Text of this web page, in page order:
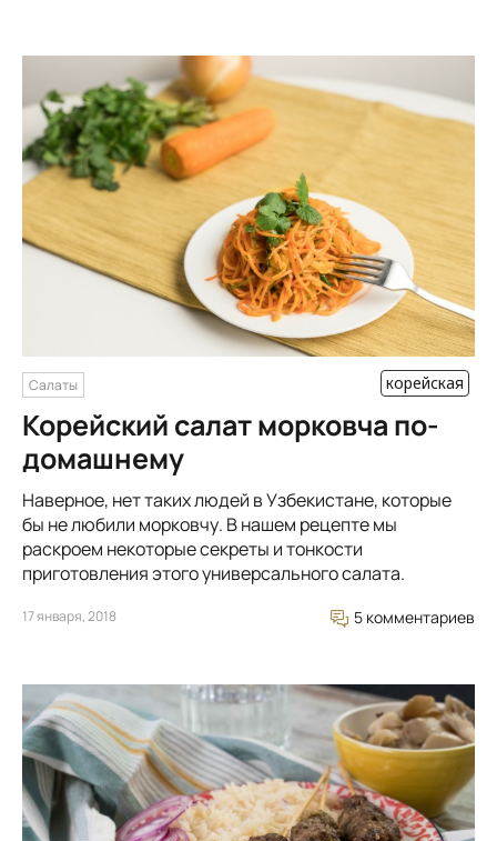
Салаты корейская
Корейский салат морковча по-
домашнему
Наверное, нет таких людей в Узбекистане, которые
бы не любили морковчу. В нашем рецепте мы
раскроем некоторые секреты и тонкости
приготовления этого универсального салата.
17 января, 2018 5 комментариев